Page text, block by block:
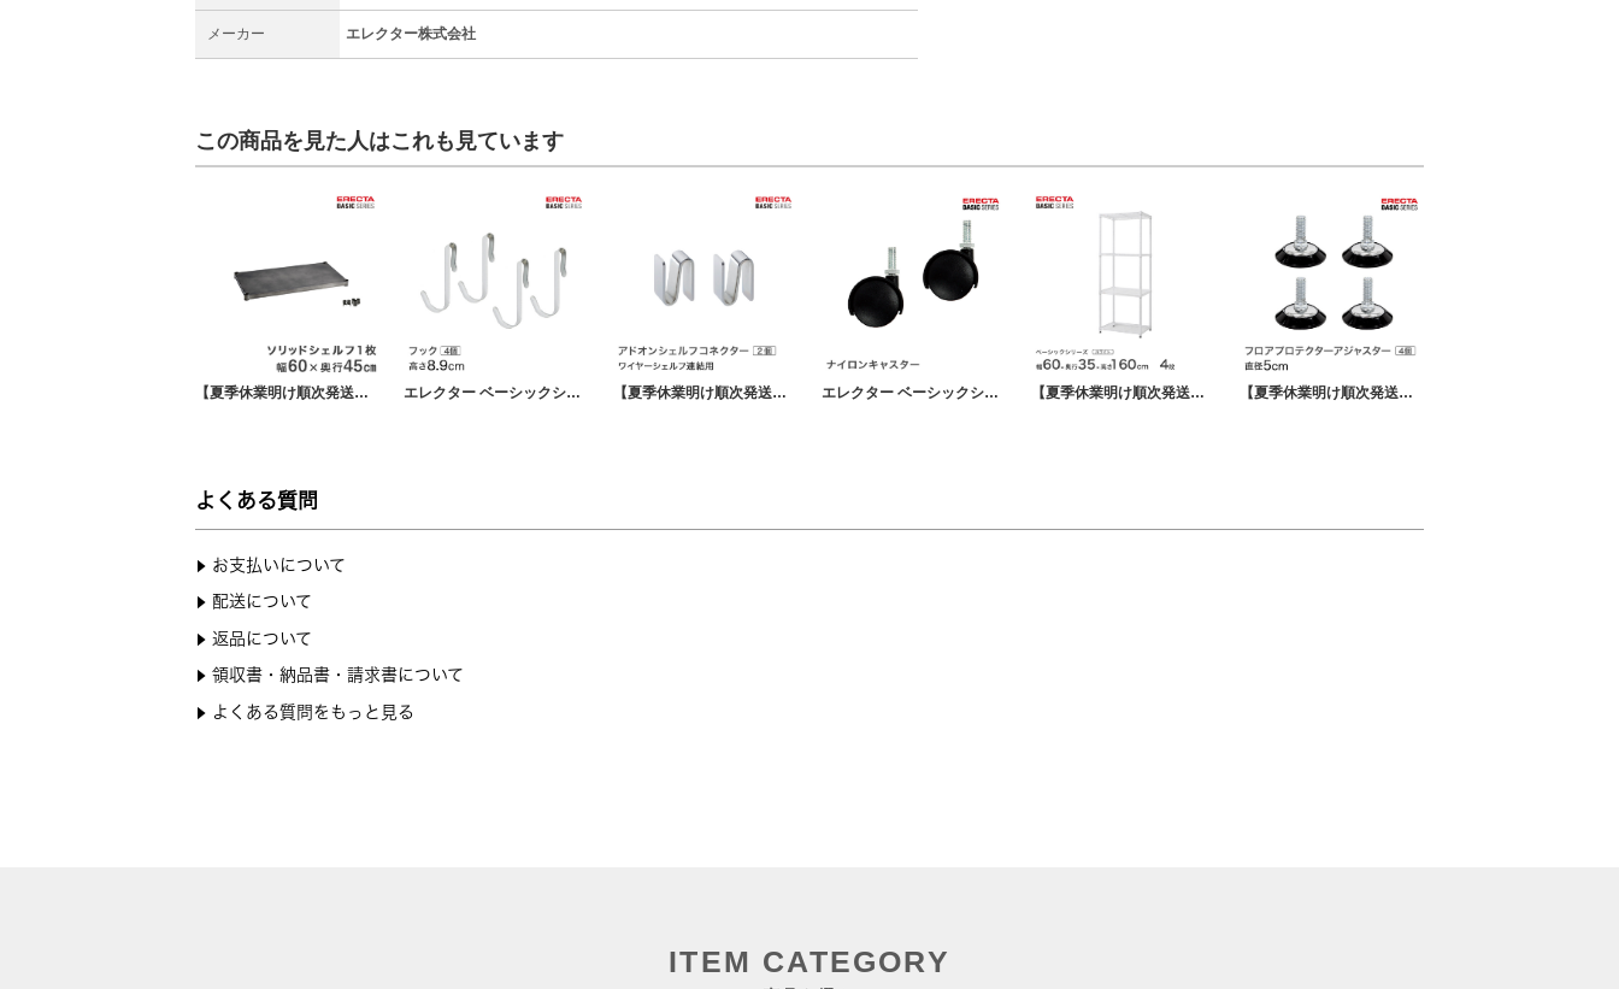
メーカー エレクター株式会社
この商品を見た人はこれも見ています
【夏季休業明け順次発送】 エレクター ベーシックシリーズ ヴィンテージエディション ソリッドシェルフ シルバー 幅60×奥行45cm B1824VSLD1 パーツ エレクター ベーシックシリーズ ＨＦＣ フック クローム ４コ 8.9cm BFC パーツ 【夏季休業明け順次発送】 エレクター ベーシックシリーズ アドオンシェルフコネクター B9995C パーツ エレクター ベーシックシリーズ キャスター 直径5cm BDR50 パーツ 【夏季休業明け順次発送】 ベーシックシリーズ エレクター ベーシック フリーラック ホワイト 幅60×奥行35×高さ160cm 4段 RBR2414634W 【夏季休業明け順次発送】 エレクター ベーシックシリーズ フロアプロテクトアジャスター 直径5cm BFA50 パーツ